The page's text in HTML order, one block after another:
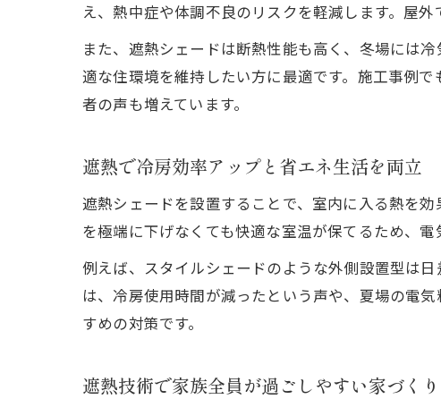
室
え、熱中症や体調不良のリスクを軽減します。屋
また、遮熱シェードは断熱性能も高く、冬場には
適な住環境を維持したい方に最適です。施工事例
者の声も増えています。
遮熱で冷房効率アップと省エネ生活を両立
遮熱シェードを設置することで、室内に入る熱を
を極端に下げなくても快適な室温が保てるため、電
例えば、スタイルシェードのような外側設置型は
は、冷房使用時間が減ったという声や、夏場の電
すめの対策です。
遮熱技術で家族全員が過ごしやすい家づくり